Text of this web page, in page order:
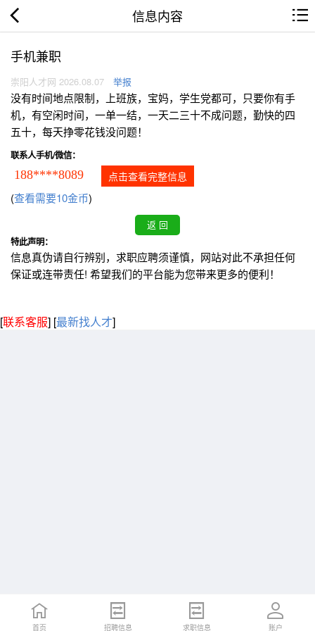
信息内容
手机兼职
崇阳人才网 2026.08.07 举报
没有时间地点限制，上班族，宝妈，学生党都可，只要你有手
机，有空闲时间，一单一结，一天二三十不成问题，勤快的四
五十，每天挣零花钱没问题！
联系人手机/微信：
188****8089 点击查看完整信息
(查看需要10金币)
特此声明：
信息真伪请自行辨别，求职应聘须谨慎，网站对此不承担任何
保证或连带责任! 希望我们的平台能为您带来更多的便利！
[联系客服] [最新找人才]
首页 招聘信息 求职信息 账户